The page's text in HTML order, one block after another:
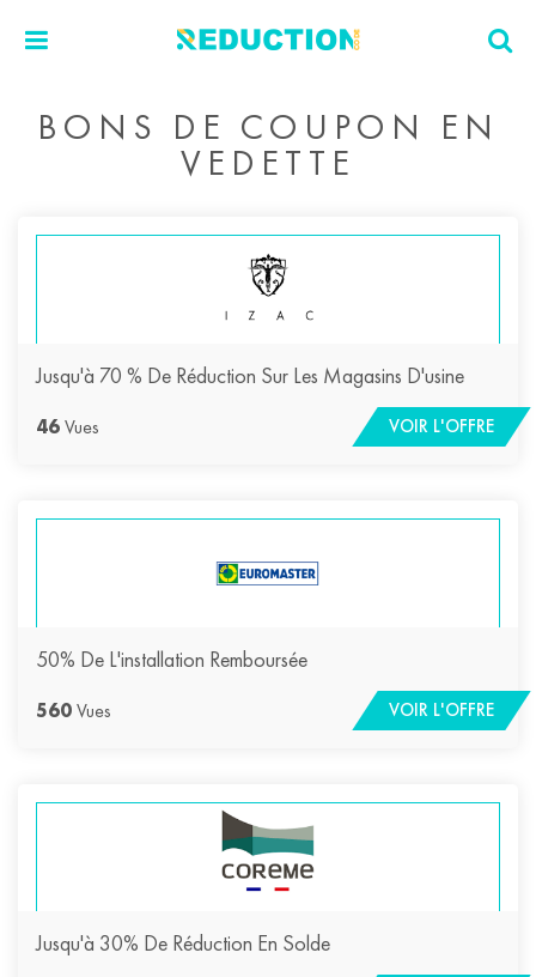
BONS DE COUPON EN
VEDETTE
Jusqu'à 70 % De Réduction Sur Les Magasins D'usine
46Vues VOIR L'OFFRE
50% De L'installation Remboursée
560Vues VOIR L'OFFRE
Jusqu'à 30% De Réduction En Solde